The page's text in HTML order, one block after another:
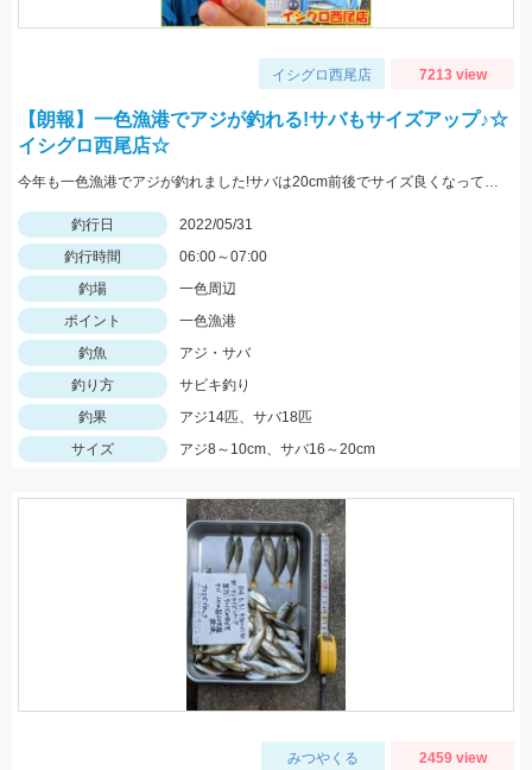
イシグロ西尾店 7213 view
【朗報】一色漁港でアジが釣れる!サバもサイズアップ♪☆
イシグロ西尾店☆
今年も一色漁港でアジが釣れました!サバは20cm前後でサイズ良くなっています!
釣行日
2022/05/31
釣行時間
06:00～07:00
釣場
一色周辺
ポイント
一色漁港
釣魚
アジ・サバ
釣り方
サビキ釣り
釣果
アジ14匹、サバ18匹
サイズ
アジ8～10cm、サバ16～20cm
みつやくる 2459 view